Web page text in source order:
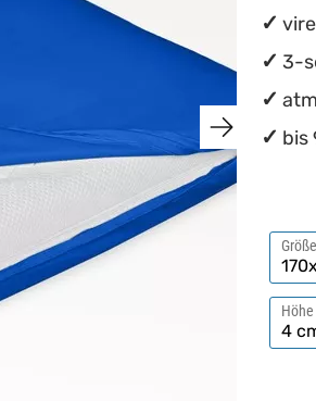
3-
bis
Höhe